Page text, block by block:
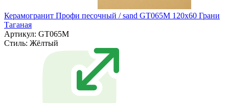
Керамогранит Профи песочный / sand GT065M 120х60 Грани
Таганая
Артикул: GT065M
Стиль: Жёлтый